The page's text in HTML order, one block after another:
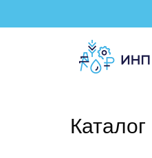
Каталог